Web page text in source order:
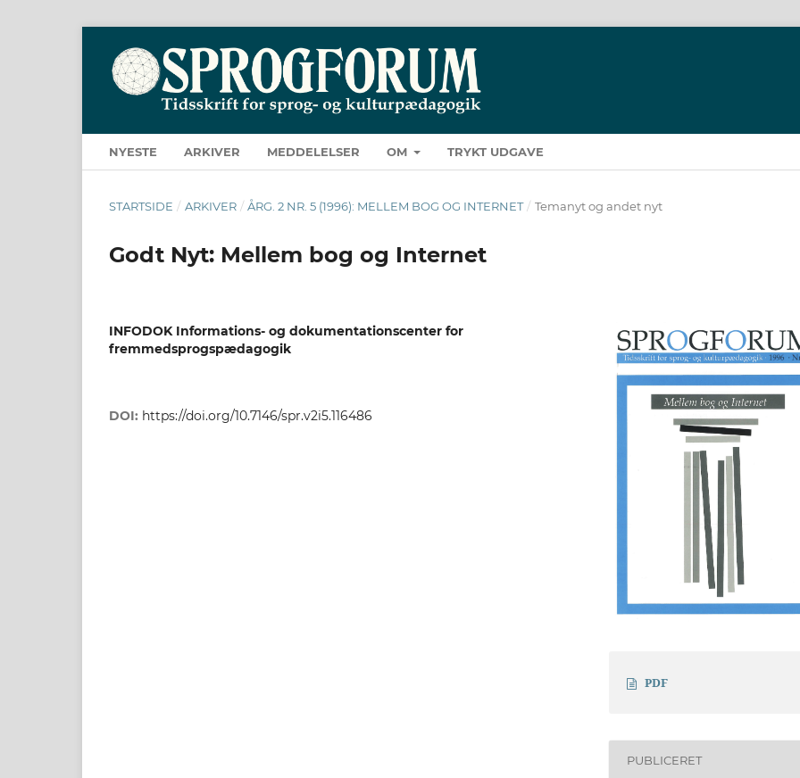
NYESTE ARKIVER MEDDELELSER OM TRYKT UDGAVE
STARTSIDE / ARKIVER / ÅRG. 2 NR. 5 (1996): MELLEM BOG OG INTERNET / Temanyt og andet nyt
Godt Nyt: Mellem bog og Internet
INFODOK Informations- og dokumentationscenter for
fremmedsprogspædagogik
DOI: https://doi.org/10.7146/spr.v2i5.116486
PDF
PUBLICERET